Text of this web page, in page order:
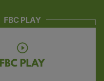
FBC PLAY